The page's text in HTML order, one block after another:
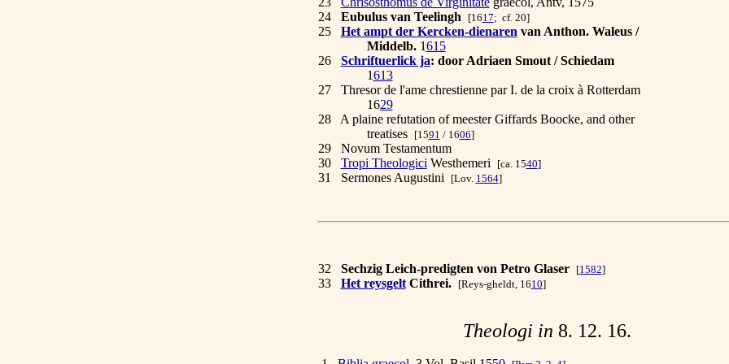
24 Eubulus van Teelingh [1617; cf. 20]
25 Het ampt der Kercken-dienaren van Anthon. Waleus /
Middelb. 1615
26 Schriftuerlick ja: door Adriaen Smout / Schiedam
1613
27 Thresor de l'ame chrestiennepar I. de la croix à Rotterdam
1629
28 A plaine refutation of meester Giffards Boocke, and other
treatises [1591 / 1606]
29 Novum Testamentum
30 Tropi Theologici Westhemeri [ca. 1540]
31 Sermones Augustini [Lov. 1564]
32 Sechzig Leich-predigten von Petro Glaser [1582]
33 Het reysgeltCithrei. [Reys-gheldt, 1610]
Theologi in 8. 12. 16.